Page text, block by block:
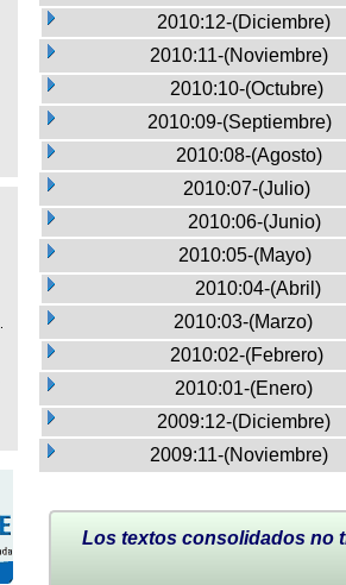
2010:12-(Diciembre)
2010:11-(Noviembre)
2010:10-(Octubre)
2010:09-(Septiembre)
2010:08-(Agosto)
2010:07-(Julio)
2010:06-(Junio)
2010:05-(Mayo)
2010:04-(Abril)
2010:03-(Marzo)
2010:02-(Febrero)
2010:01-(Enero)
2009:12-(Diciembre)
2009:11-(Noviembre)
Los textos consolidados no